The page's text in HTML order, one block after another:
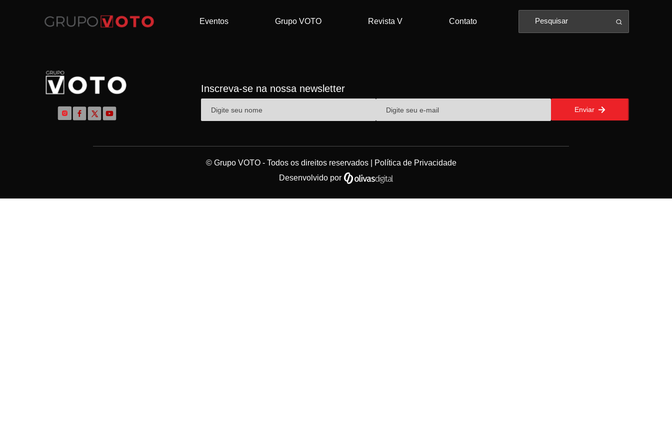
Eventos Grupo VOTO Revista V Contato
Inscreva-se na nossa newsletter
Enviar
© Grupo VOTO - Todos os direitos reservados |
Política de Privacidade
Desenvolvido por